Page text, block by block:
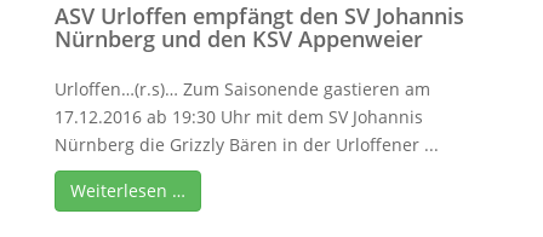
ASV Urloffen empfängt den SV Johannis
Nürnberg und den KSV Appenweier
Urloffen…(r.s)… Zum Saisonende gastieren am
17.12.2016 ab 19:30 Uhr mit dem SV Johannis
Nürnberg die Grizzly Bären in der Urloffener ...
Weiterlesen …